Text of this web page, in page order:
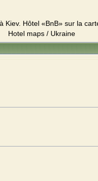
Kiev. Hôtel «BnB» sur la
Hotel maps / Ukraine